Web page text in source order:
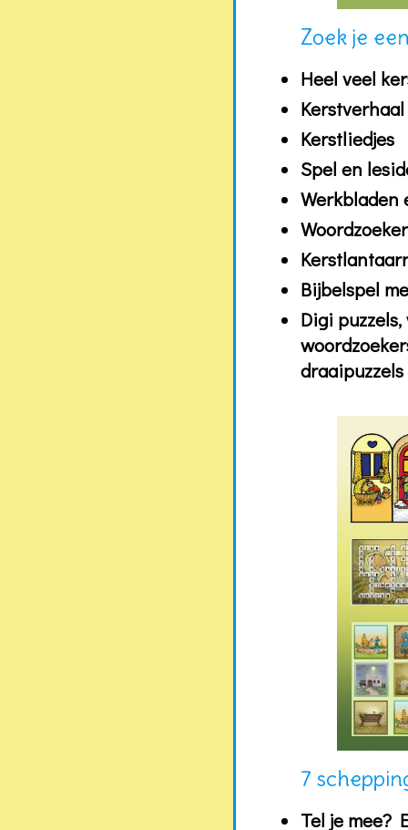
Zoek je
Heel veel
Kerstliedjes
Spel en
Werkbladen
Bijbelspel
Digi
7
Tel je mee?